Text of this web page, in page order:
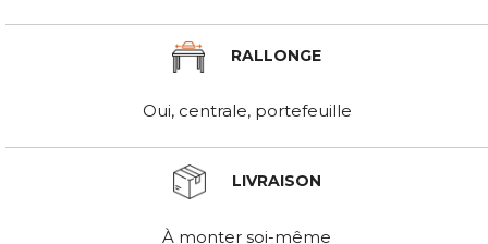
RALLONGE
Oui, centrale, portefeuille
LIVRAISON
À monter soi-même